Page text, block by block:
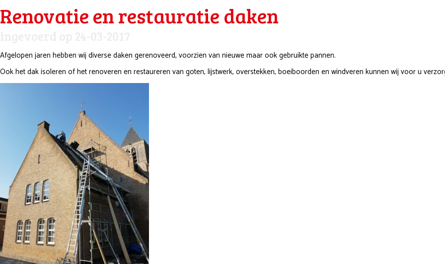
Renovatie en restauratie daken
Afgelopen jaren hebben wij diverse daken gerenoveerd, voorzien van nieuwe maar ook gebruikte pannen.
Ook het dak isoleren of het renoveren en restaureren van goten, lijstwerk, overstekken, boeiboorden en windveren kunnen wij voor u